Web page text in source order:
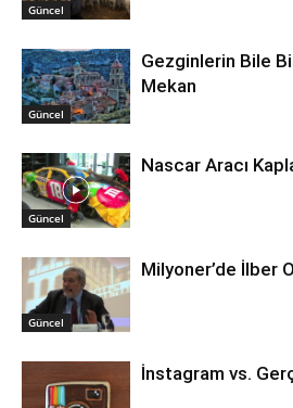
Güncel
Güncel
Gezginlerin Bile
Mekan
Güncel
Nascar Aracı
Güncel
Milyoner’de İlber
İnstagram vs.